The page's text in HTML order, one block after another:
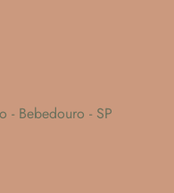
- Bebedouro - SP